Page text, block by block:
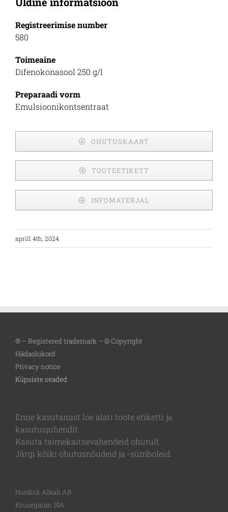
Registreerimise number
580
Toimeaine
Difenokonasool 250 g/l
Preparaadi vorm
Emulsioonikontsentraat
OHUTUSKAART
TOOTEETIKETT
INFOMATERJAL
aprill 4th, 2024
® – Registered trademark – © Copyright
Hädaolukord
Privacy notice
Küpsiste seaded
Enne kasutamist loe alati toote etiketti ja
kasutusjuhendit.
Kasuta taimekaitsevahendeid ohutult.
Järgi kõiki ohutusnõudeid ja -sümboleid.
Nordisk Alkali AB
Krusegatan 19A